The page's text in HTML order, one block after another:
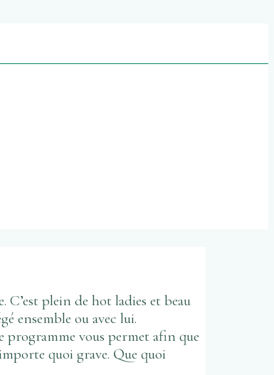
plein de hot ladies et beau
ensemble ou avec lui.
programme vous permet afin que
quoi grave. Que quoi